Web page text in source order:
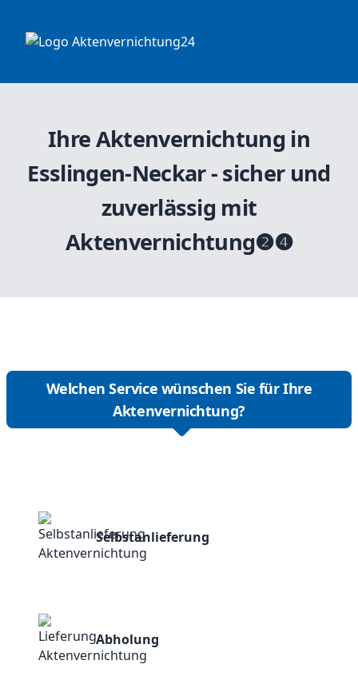
Ihre Aktenvernichtung in
Esslingen-Neckar - sicher und
zuverlässig mit
Aktenvernichtung❷❹
Welchen Service wünschen Sie für Ihre
Aktenvernichtung?
Selbstanlieferung
Abholung